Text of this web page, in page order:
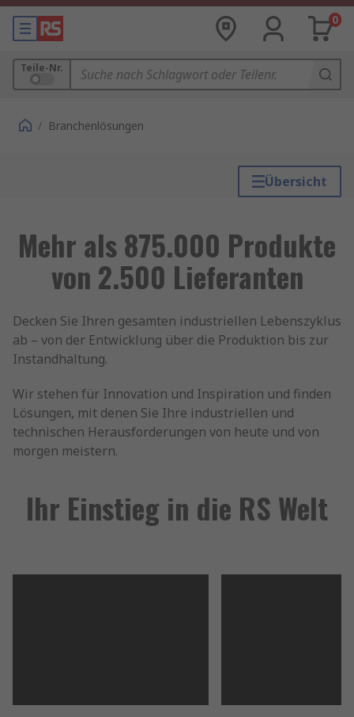
0
Teile-Nr.
/ Branchenlösungen
Übersicht
Mehr als 875.000 Produkte
von 2.500 Lieferanten
Decken Sie Ihren gesamten industriellen Lebenszyklus
ab – von der Entwicklung über die Produktion bis zur
Instandhaltung.
Wir stehen für Innovation und Inspiration und finden
Lösungen, mit denen Sie Ihre industriellen und
technischen Herausforderungen von heute und von
morgen meistern.
Ihr Einstieg in die RS Welt